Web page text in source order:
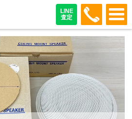
LINE
査定
048-